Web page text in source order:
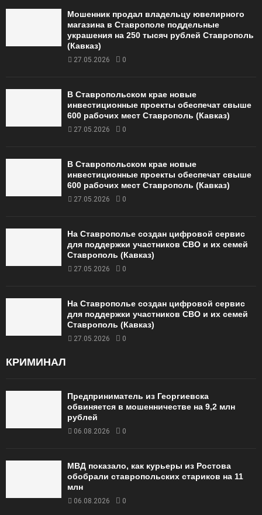
Мошенник продал владельцу ювелирного
магазина в Ставрополе поддельные
украшения на 250 тысяч рублей Ставрополь
(Кавказ)
27.05.2026 0
В Ставропольском крае новые
инвестиционные проекты обеспечат свыше
600 рабочих мест Ставрополь (Кавказ)
27.05.2026 0
В Ставропольском крае новые
инвестиционные проекты обеспечат свыше
600 рабочих мест Ставрополь (Кавказ)
27.05.2026 0
На Ставрополье создан цифровой сервис
для поддержки участников СВО и их семей
Ставрополь (Кавказ)
27.05.2026 0
На Ставрополье создан цифровой сервис
для поддержки участников СВО и их семей
Ставрополь (Кавказ)
27.05.2026 0
КРИМИНАЛ
Предприниматель из Георгиевска
обвиняется в мошенничестве на 9,2 млн
рублей
06.08.2026 0
МВД показало, как курьеры из Ростова
обобрали ставропольских стариков на 11
млн
06.08.2026 0